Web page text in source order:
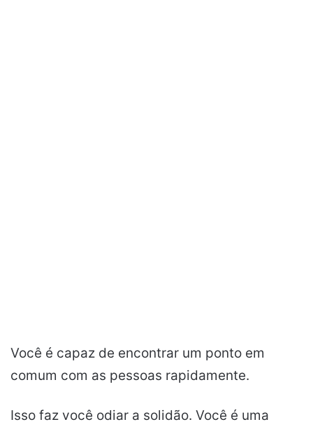
Você é capaz de encontrar um ponto em
comum com as pessoas rapidamente.
Isso faz você odiar a solidão. Você é uma